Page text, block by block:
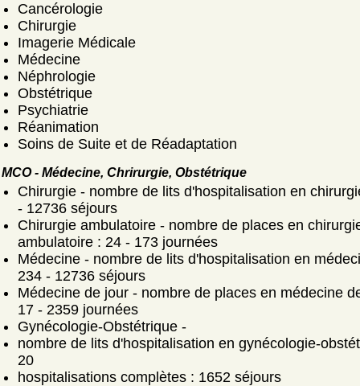
Cancérologie
Chirurgie
Imagerie Médicale
Médecine
Néphrologie
Obstétrique
Psychiatrie
Réanimation
Soins de Suite et de Réadaptation
MCO - Médecine, Chrirurgie, Obstétrique
Chirurgie - nombre de lits d'hospitalisation en
- 12736 séjours
Chirurgie ambulatoire - nombre de places en
ambulatoire : 24 - 173 journées
Médecine - nombre de lits d'hospitalisation en
234 - 12736 séjours
Médecine de jour - nombre de places en médecine
17 - 2359 journées
Gynécologie-Obstétrique -
nombre de lits d'hospitalisation en gynécologie-
20
hospitalisations complètes : 1652 séjours